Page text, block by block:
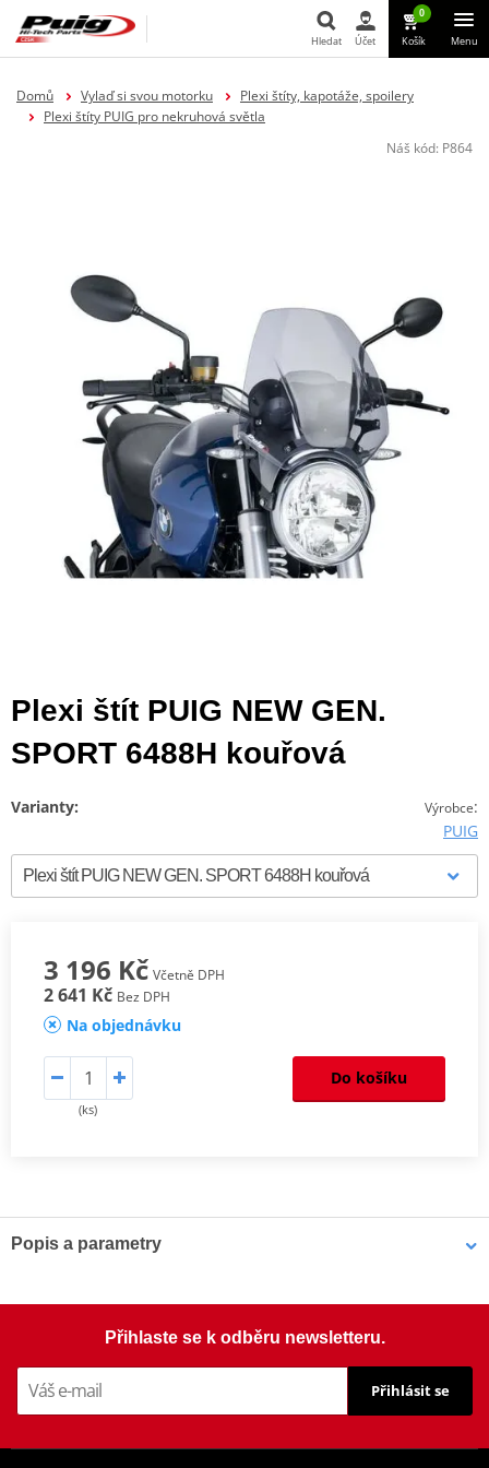
Hledat
Hledat Účet
0
Košík Menu
Domů Vylaď si svou motorku
Plexi štíty, kapotáže, spoilery
Plexi štíty PUIG pro nekruhová světla
Náš kód: P864
Plexi štít PUIG NEW GEN.
SPORT 6488H kouřová
Výrobce:
PUIG
Varianty:
3 196 Kč Včetně DPH
2 641 Kč Bez DPH
Na objednávku
(ks)
Do košíku
Popis a parametry
PDF Mounting tips
Přihlaste se k odběru newsletteru.
Přihlásit se